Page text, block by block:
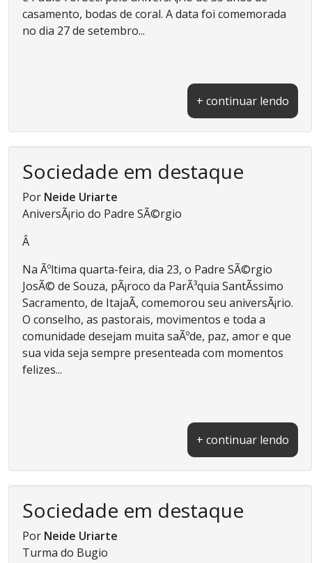
casamento, bodas de coral. A data foi comemorada
no dia 27 de setembro...
+ continuar lendo
Sociedade em destaque
Por Neide Uriarte
AniversÃ¡rio do Padre SÃ©rgio
Â
Na Ãºltima quarta-feira, dia 23, o Padre SÃ©rgio
JosÃ© de Souza, pÃ¡roco da ParÃ³quia SantÃ­ssimo
Sacramento, de ItajaÃ­, comemorou seu aniversÃ¡rio.
O conselho, as pastorais, movimentos e toda a
comunidade desejam muita saÃºde, paz, amor e que
sua vida seja sempre presenteada com momentos
felizes...
+ continuar lendo
Sociedade em destaque
Por Neide Uriarte
Turma do Bugio